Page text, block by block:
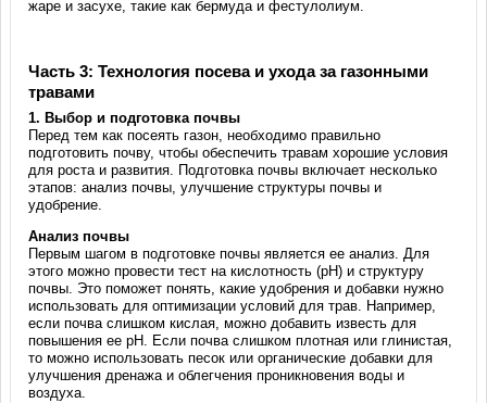
жаре и засухе, такие как бермуда и фестулолиум.
Часть 3: Технология посева и ухода за газонными
травами
1. Выбор и подготовка почвы
Перед тем как посеять газон, необходимо правильно
подготовить почву, чтобы обеспечить травам хорошие условия
для роста и развития. Подготовка почвы включает несколько
этапов: анализ почвы, улучшение структуры почвы и
удобрение.
Анализ почвы
Первым шагом в подготовке почвы является ее анализ. Для
этого можно провести тест на кислотность (pH) и структуру
почвы. Это поможет понять, какие удобрения и добавки нужно
использовать для оптимизации условий для трав. Например,
если почва слишком кислая, можно добавить известь для
повышения ее pH. Если почва слишком плотная или глинистая,
то можно использовать песок или органические добавки для
улучшения дренажа и облегчения проникновения воды и
воздуха.